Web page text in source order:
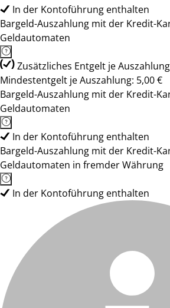
In der Kontoführung enthalten
Bargeld-Auszahlung mit der Kredit-
Geldautomaten
Zusätzliches Entgelt je
Mindestentgelt je Auszahlung: 5,00 €
Bargeld-Auszahlung mit der Kredit-
Geldautomaten
In der Kontoführung enthalten
Bargeld-Auszahlung mit der Kredit-
Geldautomaten in fremder Währung
In der Kontoführung enthalten